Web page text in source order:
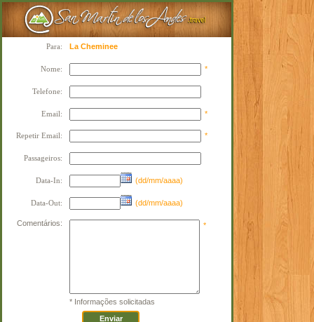
Para: La Cheminee
Nome: *
Telefone:
Email: *
Repetir Email: *
Passageiros:
Data-In: (dd/mm/aaaa)
Data-Out: (dd/mm/aaaa)
Comentários: *
* Informações solicitadas